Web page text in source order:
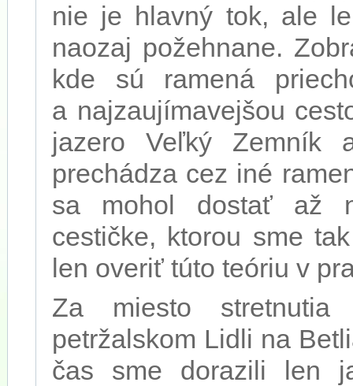
nie je hlavný tok, ale
naozaj požehnane.
kde sú ramená
a najzaujímavejšou
jazero Veľký
prechádza cez iné
sa mohol dostať až
cestičke, ktorou sme
len overiť túto teóriu v
Za miesto
petržalskom Lidli na
čas sme dorazili len